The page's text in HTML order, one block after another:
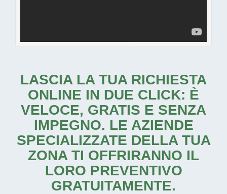
LASCIA LA TUA RICHIESTA
ONLINE IN DUE CLICK: È
VELOCE, GRATIS E SENZA
IMPEGNO. LE AZIENDE
SPECIALIZZATE DELLA TUA
ZONA TI OFFRIRANNO IL
LORO PREVENTIVO
GRATUITAMENTE.